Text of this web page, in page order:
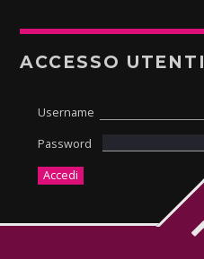
ACCESSO UTENTI
Username
Password